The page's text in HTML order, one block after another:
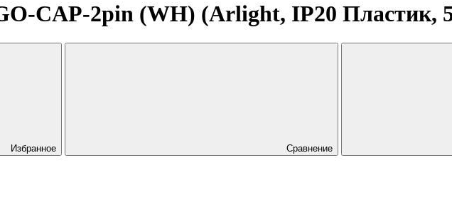
CAP-2pin (WH) (Arlight, IP20 Пластик,
Избранное Сравнение